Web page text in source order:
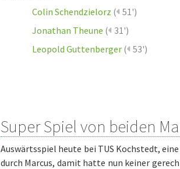
Colin Schendzielorz ( 51')
Jonathan Theune ( 31')
Leopold Guttenberger ( 53')
Super Spiel von beiden
Auswärtsspiel heute bei TUS Kochstedt,
durch Marcus, damit hatte nun keiner